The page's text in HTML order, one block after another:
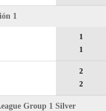
1
1
1
2
2
Group 1 Silver